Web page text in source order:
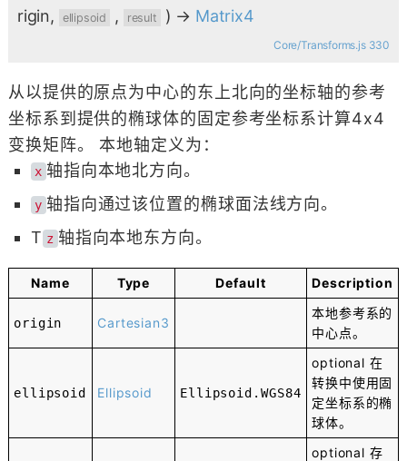
rigin,
ellipsoid , result ) → Matrix4
Core/Transforms.js 330
从以提供的原点为中心的东上北向的坐标轴的参考
坐标系到提供的椭球体的固定参考坐标系计算4x4
变换矩阵。 本地轴定义为：
x 轴指向本地北方向。
y 轴指向通过该位置的椭球面法线方向。
T z 轴指向本地东方向。
Name Type Default Description
origin Cartesian3
本地参考系的
中心点。
ellipsoid Ellipsoid Ellipsoid . WGS84
optional 在
转换中使用固
定坐标系的椭
球体。
optional 存